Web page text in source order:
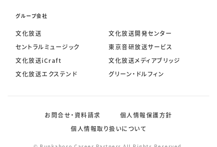
グループ会社
文化放送
文化放送開発センター
セントラルミュージック
東京音研放送サービス
文化放送iCraft
文化放送メディアブリッジ
文化放送エクステンド
グリーン・ドルフィン
お問合せ・資料請求
個人情報保護方針
個人情報取り扱いについて